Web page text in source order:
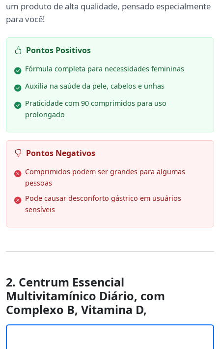
um produto de alta qualidade, pensado especialmente
para você!
Pontos Positivos
Fórmula completa para necessidades femininas
Auxilia na saúde da pele, cabelos e unhas
Praticidade com 90 comprimidos para uso
prolongado
Pontos Negativos
Comprimidos podem ser grandes para algumas
pessoas
Pode causar desconforto gástrico em usuários
sensíveis
2. Centrum Essencial
Multivitamínico Diário, com
Complexo B, Vitamina D,